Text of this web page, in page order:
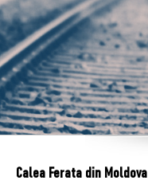
Calea Ferata din Moldova